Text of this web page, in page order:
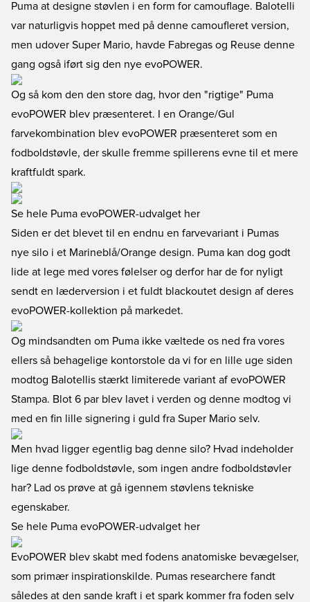
Puma at designe støvlen i en form for camouflage. Balotelli
var naturligvis hoppet med på denne camoufleret version,
men udover Super Mario, havde Fabregas og Reuse denne
gang også iført sig den nye evoPOWER.
Og så kom den den store dag, hvor den "rigtige" Puma
evoPOWER blev præsenteret. I en Orange/Gul
farvekombination blev evoPOWER præsenteret som en
fodboldstøvle, der skulle fremme spillerens evne til et mere
kraftfuldt spark.
Se hele Puma evoPOWER-udvalget her
Siden er det blevet til en endnu en farvevariant i Pumas
nye silo i et Marineblå/Orange design. Puma kan dog godt
lide at lege med vores følelser og derfor har de for nyligt
sendt en læderversion i et fuldt blackoutet design af deres
evoPOWER-kollektion på markedet.
Og mindsandten om Puma ikke væltede os ned fra vores
ellers så behagelige kontorstole da vi for en lille uge siden
modtog Balotellis stærkt limiterede variant af evoPOWER
Stampa. Blot 6 par blev lavet i verden og denne modtog vi
med en fin lille signering i guld fra Super Mario selv.
Men hvad ligger egentlig bag denne silo? Hvad indeholder
lige denne fodboldstøvle, som ingen andre fodboldstøvler
har? Lad os prøve at gå igennem støvlens tekniske
egenskaber.
Se hele Puma evoPOWER-udvalget her
EvoPOWER blev skabt med fodens anatomiske bevægelser,
som primær inspirationskilde. Pumas researchere fandt
således at den sande kraft i et spark kommer fra foden selv